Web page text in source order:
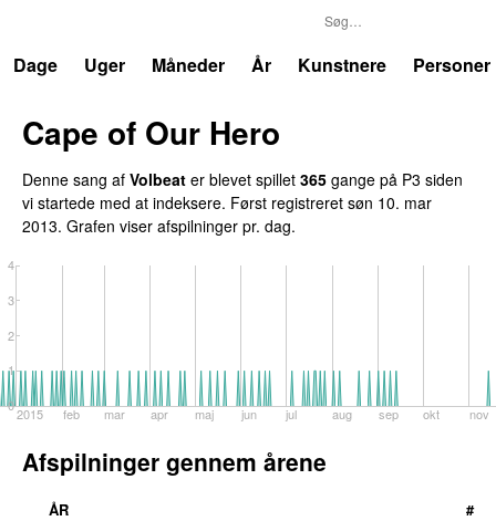
Dage
Uger Måneder År Kunstnere Personer
Cape of Our Hero
Denne sang af Volbeat er blevet spillet 365 gange på P3 siden
vi startede med at indeksere. Først registreret søn 10. mar
2013. Grafen viser afspilninger pr. dag.
2015 feb mar apr maj jun jul aug sep okt nov
0
1
2
3
4
Afspilninger gennem årene
ÅR #